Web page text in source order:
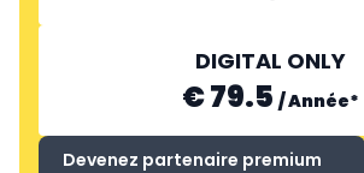
DIGITAL ONLY
€ 79.5 /Année*
Devenez partenaire premium